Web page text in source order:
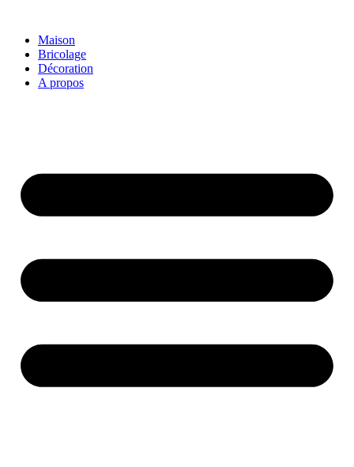
contenuMaison
Bricolage
Décoration
A propos